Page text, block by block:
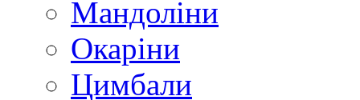
Мандоліни
Окаріни
Цимбали